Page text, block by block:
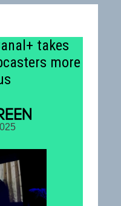
takes
more